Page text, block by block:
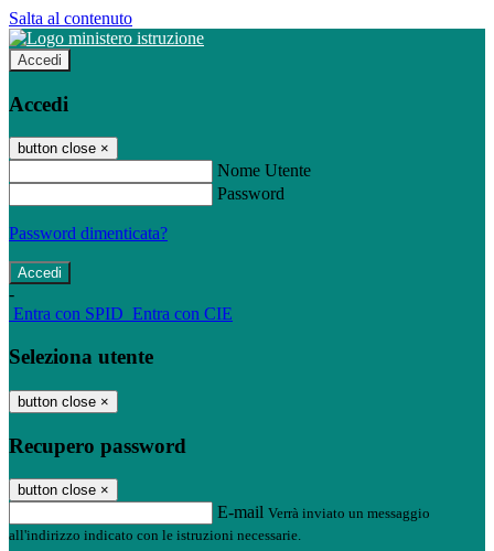
Salta al contenuto
Accedi
Accedi
button close ×
Nome Utente
Password
Password dimenticata?
-
Entra con SPID Entra con CIE
Seleziona utente
button close ×
Recupero password
button close ×
E-mail Verrà inviato un messaggio
all'indirizzo indicato con le istruzioni necessarie.